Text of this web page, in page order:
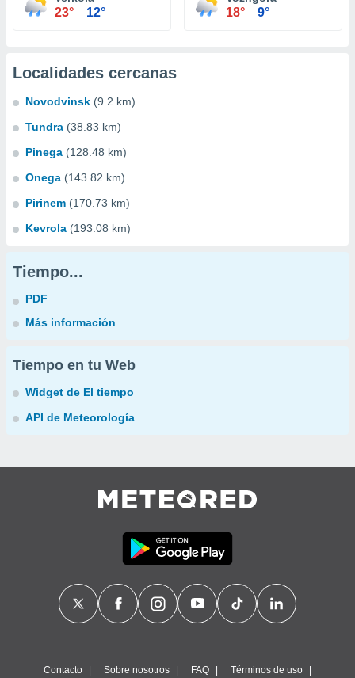
23° 12° 18° 9°
Localidades cercanas
Novodvinsk (9.2 km)
Tundra (38.83 km)
Pinega (128.48 km)
Onega (143.82 km)
Pirinem (170.73 km)
Kevrola (193.08 km)
Tiempo...
PDF
Más información
Tiempo en tu Web
Widget de El tiempo
API de Meteorología
Contacto Sobre nosotros FAQ Términos de uso